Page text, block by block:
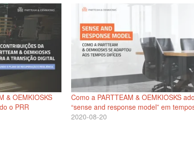
& OEMKIOSKS
o PRR
Como a PARTTEAM & OEMKIOSKS
“sense and response model” em
2020-08-20